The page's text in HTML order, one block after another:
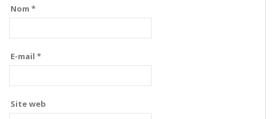
Nom *
E-mail *
Site web